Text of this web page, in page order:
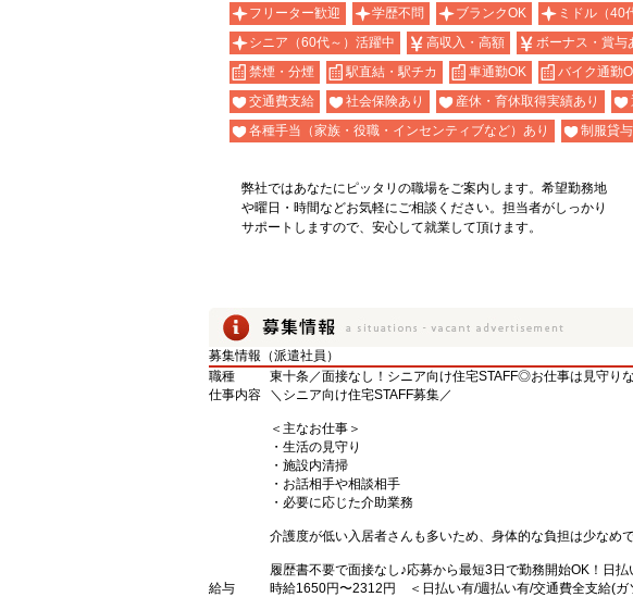
フリーター歓迎
学歴不問 ブランクOK ミドル（40
シニア（60代～）活躍中
高収入・高額 ボーナス・賞与
禁煙・分煙
駅直結・駅チカ 車通勤OK バイク通勤
交通費支給
社会保険あり 産休・育休取得実績あり
各種手当（家族・役職・インセンティブなど）あり
制服貸与
弊社ではあなたにピッタリの職場をご案内します。希望勤務地
や曜日・時間などお気軽にご相談ください。担当者がしっかり
サポートしますので、安心して就業して頂けます。
募集情報（派遣社員）
職種
東十条／面接なし！シニア向け住宅STAFF◎お仕事は見守り
仕事内容
＼シニア向け住宅STAFF募集／
＜主なお仕事＞
・生活の見守り
・施設内清掃
・お話相手や相談相手
・必要に応じた介助業務
介護度が低い入居者さんも多いため、身体的な負担は少なめ
履歴書不要で面接なし♪応募から最短3日で勤務開始OK！日
給与
時給1650円〜2312円 ＜日払い有/週払い有/交通費全支給(ガ